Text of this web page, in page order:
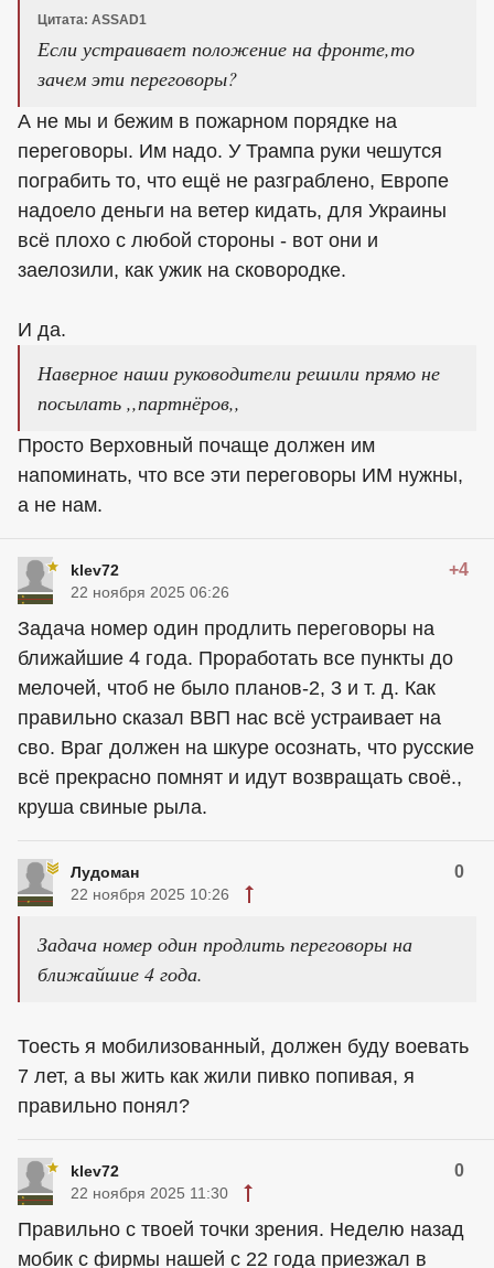
Цитата: ASSAD1
Если устраивает положение на фронте,то
зачем эти переговоры?
А не мы и бежим в пожарном порядке на
переговоры. Им надо. У Трампа руки чешутся
пограбить то, что ещё не разграблено, Европе
надоело деньги на ветер кидать, для Украины
всё плохо с любой стороны - вот они и
заелозили, как ужик на сковородке.
И да.
Наверное наши руководители решили прямо не
посылать ,,партнёров,,
Просто Верховный почаще должен им
напоминать, что все эти переговоры ИМ нужны,
а не нам.
klev72 +4
22 ноября 2025 06:26
Задача номер один продлить переговоры на
ближайшие 4 года. Проработать все пункты до
мелочей, чтоб не было планов-2, 3 и т. д. Как
правильно сказал ВВП нас всё устраивает на
сво. Враг должен на шкуре осознать, что русские
всё прекрасно помнят и идут возвращать своё.,
круша свиные рыла.
Лудоман 0
22 ноября 2025 10:26
Задача номер один продлить переговоры на
ближайшие 4 года.
Тоесть я мобилизованный, должен буду воевать
7 лет, а вы жить как жили пивко попивая, я
правильно понял?
klev72 0
22 ноября 2025 11:30
Правильно с твоей точки зрения. Неделю назад
мобик с фирмы нашей с 22 года приезжал в